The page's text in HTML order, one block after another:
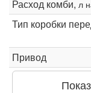
Расход комби, л
Тип коробки
Привод